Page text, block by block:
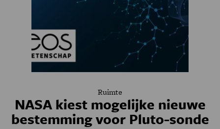
Ruimte
NASA kiest mogelijke nieuwe
bestemming voor Pluto-sonde